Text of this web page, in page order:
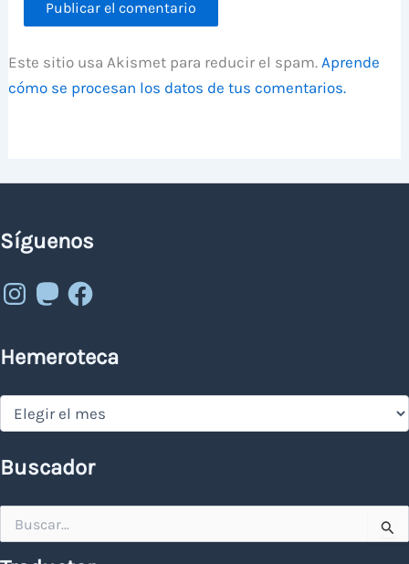
Este sitio usa Akismet para reducir el spam.Aprende
cómo se procesan los datos de tus comentarios.
Síguenos
Instagram
MastodonFacebook
Hemeroteca
Hemeroteca
Buscador
por: